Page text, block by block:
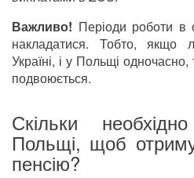
Важливо! Періоди роботи в
накладатися. Тобто,
Україні, і у Польщі
подвоюється.
Скільки
Польщі, щоб
пенсію?